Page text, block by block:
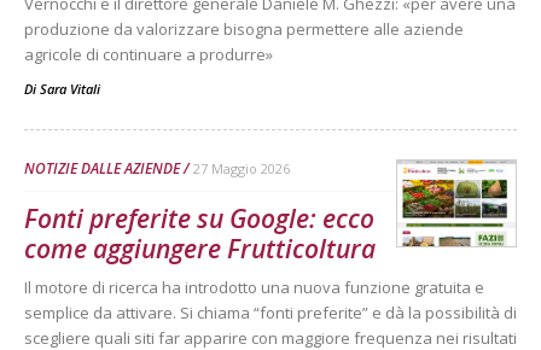
produzione da valorizzare bisogna permettere alle aziende
agricole di continuare a produrre»
Di Sara Vitali
NOTIZIE DALLE AZIENDE 27 Maggio 2026
Fonti preferite su Google: ecco
come aggiungere Frutticoltura
Il motore di ricerca ha introdotto una nuova funzione gratuita e
semplice da attivare. Si chiama “fonti preferite” e dà la possibilità di
scegliere quali siti far apparire con maggiore frequenza nei risultati